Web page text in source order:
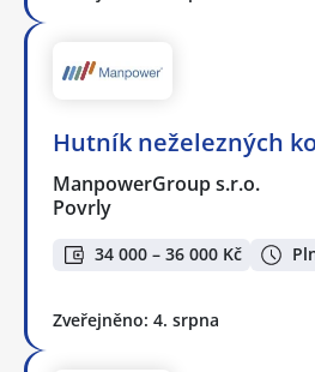
Hutník neželezných
ManpowerGroup s.r.o.
Povrly
34 000 – 36 000 Kč
Zveřejněno: 4. srpna